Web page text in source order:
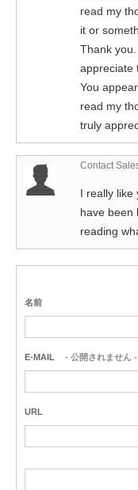
read my
it or
Thank
appreciate
You
read my
truly
Contact
I really like
have been
reading
名前
E-MAIL - 公開されません -
URL